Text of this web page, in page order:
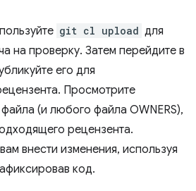
git cl upload для
на проверку. Затем перейдите в
его для
Просмотрите
(и любого файла OWNERS),
рецензента.
внести изменения, используя
код.